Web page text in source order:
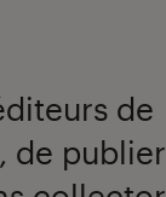
de
de publier